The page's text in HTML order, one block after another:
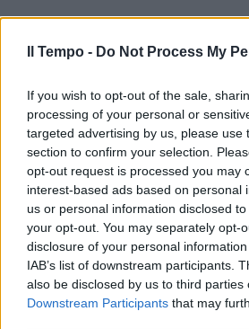
Il Tempo - Do Not Process My
If you wish to opt-out of the sale,
processing of your personal or
targeted advertising by us, please use
section to confirm your selection.
opt-out request is processed you may
interest-based ads based on personal
us or personal information disclosed
your opt-out. You may separately opt-
disclosure of your personal
IAB’s list of downstream participants.
also be disclosed by us to third parties
Downstream Participants that may
In evidenza